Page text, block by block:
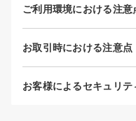
ご利用環境における注意
お取引時における注意点
お客様によるセキュリ